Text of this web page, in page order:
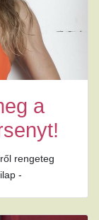
a
rengeteg
-